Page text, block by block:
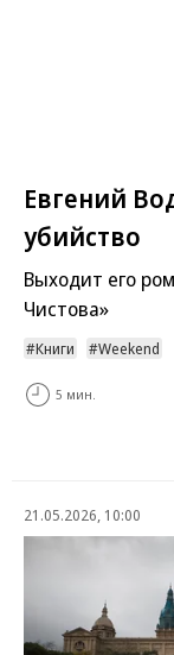
Евгений
убийство
Выходит его
Чистова»
Книги Weekend
5 мин.
21.05.2026, 10:00